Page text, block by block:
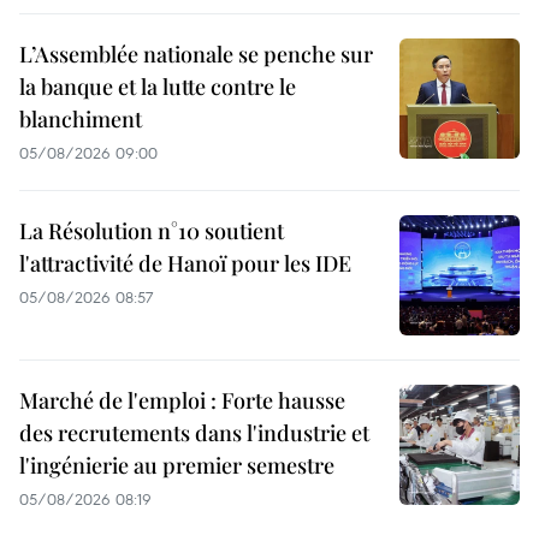
L’Assemblée nationale se penche sur
la banque et la lutte contre le
blanchiment
05/08/2026 09:00
La Résolution n°10 soutient
l'attractivité de Hanoï pour les IDE
05/08/2026 08:57
Marché de l'emploi : Forte hausse
des recrutements dans l'industrie et
l'ingénierie au premier semestre
05/08/2026 08:19